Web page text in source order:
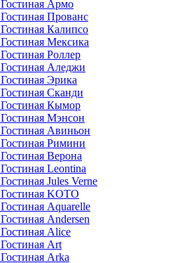
Гостиная Армо
Гостиная Прованс
Гостиная Калипсо
Гостиная Мексика
Гостиная Роллер
Гостиная Аледжи
Гостиная Эрика
Гостиная Сканди
Гостиная Кымор
Гостиная Мэнсон
Гостиная Авиньон
Гостиная Римини
Гостиная Верона
Гостиная Leontina
Гостиная Jules Verne
Гостиная KOTO
Гостиная Aquarelle
Гостиная Andersen
Гостиная Alice
Гостиная Art
Гостиная Arka